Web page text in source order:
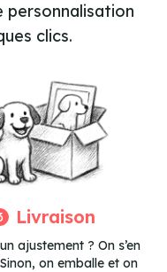
personnalisation
clics.
Livraison
ajustement ? On s’en
on emballe et on